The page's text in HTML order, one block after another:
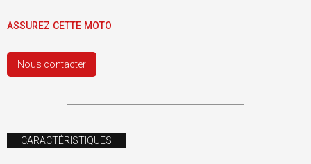
ASSUREZ CETTE MOTO
Nous contacter
CARACTÉRISTIQUES